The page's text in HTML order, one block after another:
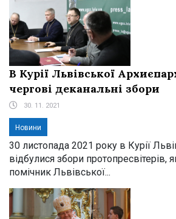
В Курії Львівської
чергові деканальні збори
30. 11. 2021
Новини
30 листопада 2021 року в Курії
відбулися збори протопресвітерів,
помічник Львівської...